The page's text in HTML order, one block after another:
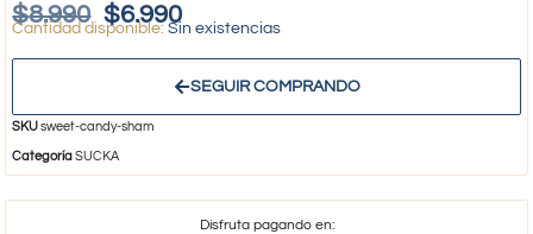
$8.990 $6.990Sin existencias
SEGUIR COMPRANDO
SKUsweet-candy-sham
Categoría SUCKA
Disfruta pagando en: